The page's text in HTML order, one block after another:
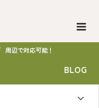
周辺で対応可能！
BLOG